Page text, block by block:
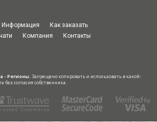
Информация
Как заказать
Компания Контакты
- Регионы. Запрещено копировать и использовать в какой-
без согласия собственника.